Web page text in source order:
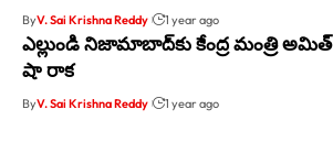
ByV. Sai Krishna Reddy 1 year ago
ఎల్లుండి నిజామాబాద్‌కు కేంద్ర మంత్రి అమిత్
షా రాక
ByV. Sai Krishna Reddy 1 year ago